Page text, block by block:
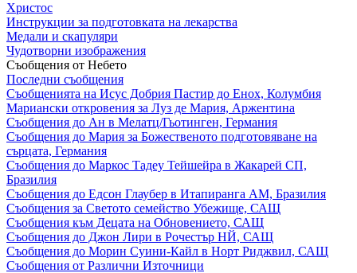
Христос
Инструкции за подготовката на лекарства
Медали и скапуляри
Чудотворни изображения
Съобщения от Небето
Последни съобщения
Съобщенията на Исус Добрия Пастир до Енох, Колумбия
Мариански откровения за Луз де Мария, Аржентина
Съобщения до Ан в Мелатц/Гьотинген, Германия
Съобщения до Мария за Божественото подготовяване на
сърцата, Германия
Съобщения до Маркос Тадеу Тейшейра в Жакарей СП,
Бразилия
Съобщения до Едсон Глаубер в Итапиранга АМ, Бразилия
Съобщения за Светото семейство Убежище, САЩ
Съобщения към Децата на Обновението, САЩ
Съобщения до Джон Лири в Рочестър НЙ, САЩ
Съобщения до Морин Суини-Кайл в Норт Риджвил, САЩ
Съобщения от Различни Източници